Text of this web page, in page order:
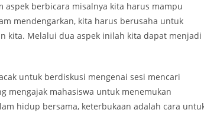
berbicara misalnya kita harus mampu
mendengarkan, kita harus berusaha untuk
kita. Melalui dua aspek inilah kita dapat menjadi
untuk berdiskusi mengenai sesi mencari
mengajak mahasiswa untuk menemukan
hidup bersama, keterbukaan adalah cara